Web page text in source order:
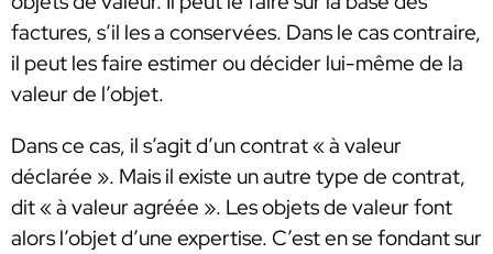
factures, s’il les a conservées. Dans le cas contraire,
il peut les faire estimer ou décider lui-même de la
valeur de l’objet.
Dans ce cas, il s’agit d’un contrat « à valeur
déclarée ». Mais il existe un autre type de contrat,
dit « à valeur agréée ». Les objets de valeur font
alors l’objet d’une expertise. C’est en se fondant sur